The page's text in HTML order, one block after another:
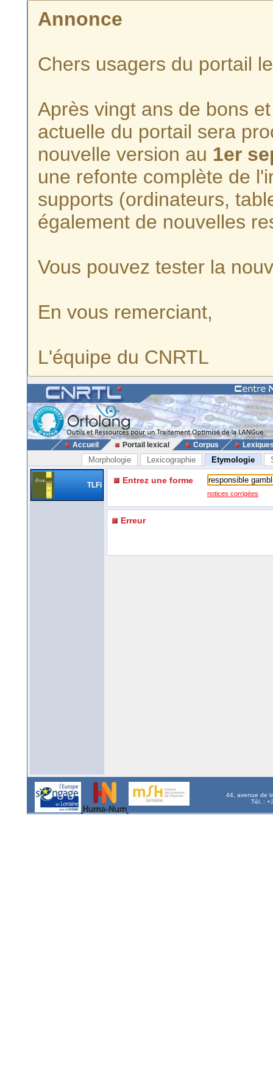
Annonce
Chers usagers du portail
Après vingt ans de bons
actuelle du portail sera
nouvelle version au 1er
une refonte complète de
supports (ordinateurs,
également de nouvelles
Vous pouvez tester la
En vous remerciant,
L'équipe du CNRTL
Accueil Portail lexical Corpus
Morphologie Lexicographie Etymologie
TLFi Entrez une forme
notices corrigées
Erreur
44, avenue de
Tél. :